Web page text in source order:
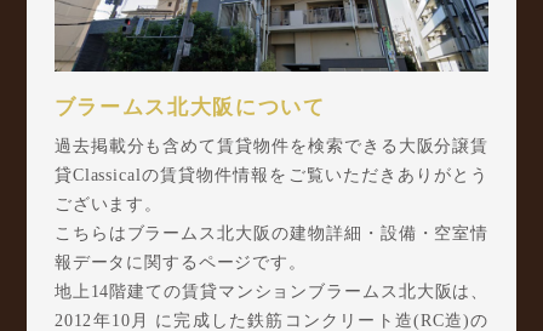
ブラームス北大阪について
過去掲載分も含めて賃貸物件を検索できる大阪分譲賃
貸Classicalの賃貸物件情報をご覧いただきありがとう
ございます。
こちらはブラームス北大阪の建物詳細・設備・空室情
報データに関するページです。
地上14階建ての賃貸マンションブラームス北大阪は、
2012年10月 に完成した鉄筋コンクリート造(RC造)の